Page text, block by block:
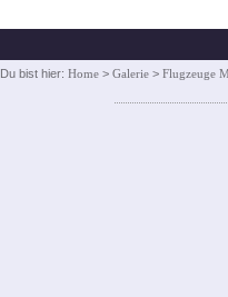
Du bist hier: Home > Galerie > Flugzeuge